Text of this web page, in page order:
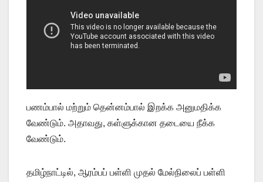
பணம்பால் மற்றும் தென்னம்பால் இறக்க அனுமதிக்க
வேண்டும். அதாவது, கள்ளுக்கான தடையை நீக்க
வேண்டும்.
தமிழ்நாட்டில், ஆரம்பப் பள்ளி முதல் மேல்நிலைப் பள்ளி